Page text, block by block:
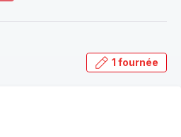
1 fournée